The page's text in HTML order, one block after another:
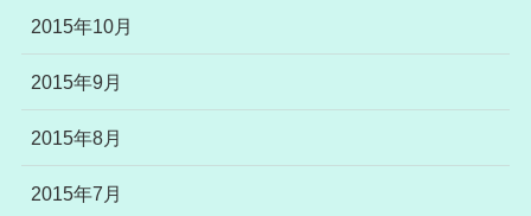
2015年10月
2015年9月
2015年8月
2015年7月